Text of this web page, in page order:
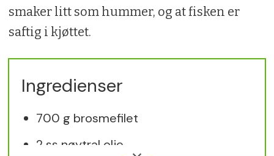
smaker litt som hummer, og at fisken er
saftig i kjøttet.
Ingredienser
700 g brosmefilet
2 ss nøytral olje